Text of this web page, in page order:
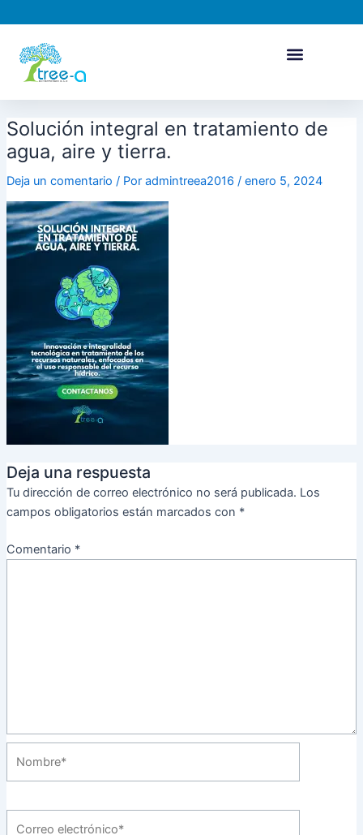
al
contenido
Solución integral en tratamiento de
agua, aire y tierra.
Deja un comentario / Por admintreea2016 / enero 5, 2024
Deja una respuesta
Tu dirección de correo electrónico no será publicada. Los
campos obligatorios están marcados con *
Comentario *